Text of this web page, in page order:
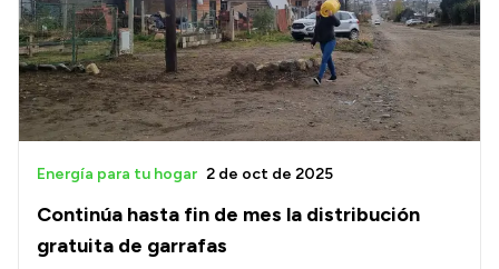
Continúa hasta fin de mes la distribución
gratuita de garrafas
Energía para tu hogar 2 de oct de 2025